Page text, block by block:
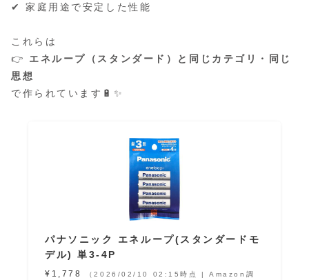
✔ 家庭用途で安定した性能
これらは
👉 エネループ（スタンダード）と同じカテゴリ・同じ
思想
で作られています🔋✨
パナソニック エネループ(スタンダードモ
デル) 単3-4P
¥1,778
（2026/02/10 02:15時点 | Amazon調